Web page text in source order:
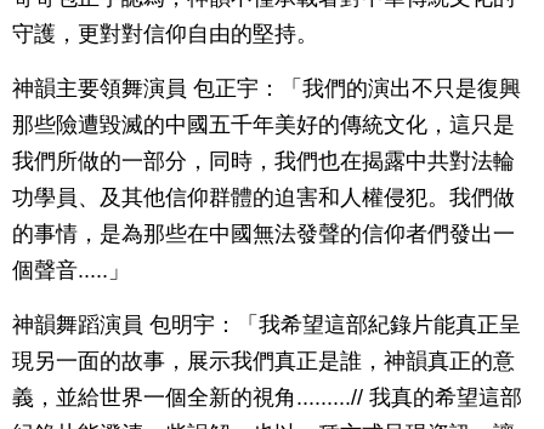
守護，更對對信仰自由的堅持。
神韻主要領舞演員 包正宇：「我們的演出不只是復興
那些險遭毀滅的中國五千年美好的傳統文化，這只是
我們所做的一部分，同時，我們也在揭露中共對法輪
功學員、及其他信仰群體的迫害和人權侵犯。我們做
的事情，是為那些在中國無法發聲的信仰者們發出一
個聲音.....」
神韻舞蹈演員 包明宇：「我希望這部紀錄片能真正呈
現另一面的故事，展示我們真正是誰，神韻真正的意
義，並給世界一個全新的視角.........// 我真的希望這部